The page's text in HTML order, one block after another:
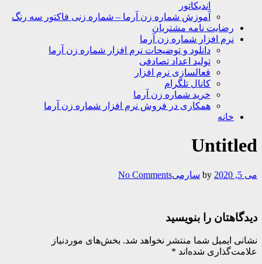
اندیکاتور
آموزش شماره زن آرما – شماره زنی فاکتور سه رنگ
رضایت نامه مشتریان
نرم افزار شماره زن آرما
دانلود و توضیحات نرم افزار شماره زن آرما
تولید اعداد تصادفی
فعالسازی نرم افزار
کانال تلگرام
خرید شماره زن آرما
همکاری در فروش نرم افزار شماره زن آرما
خانه
Untitled
می 5, 2020 سارمیNo Comments
دیدگاهتان را بنویسید
نشانی ایمیل شما منتشر نخواهد شد. بخش‌های موردنیاز
علامت‌گذاری شده‌اند *